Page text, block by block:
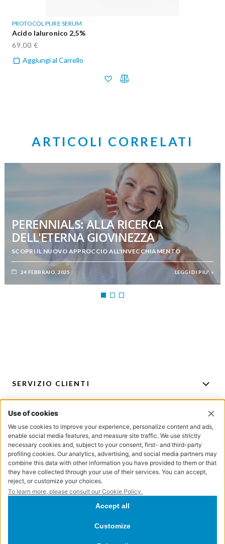
PROTOCOL PURE SERUM
Acido Ialuronico 2,5%
69,00 €
Aggiungi al Carrello
ARTICOLI CORRELATI
PERENNIALS: ALLA RICERCA
DELL'ETERNA GIOVINEZZA
SCOPRI IL NUOVO APPROCCIO ALL'INVECCHIAMENTO
24 FEBBRAIO, 2025 LEGGI DI PIU' »
SERVIZIO CLIENTI
PER CONSIGLI E ACQUISTI
ISCRIZIONE NEWSLETTER